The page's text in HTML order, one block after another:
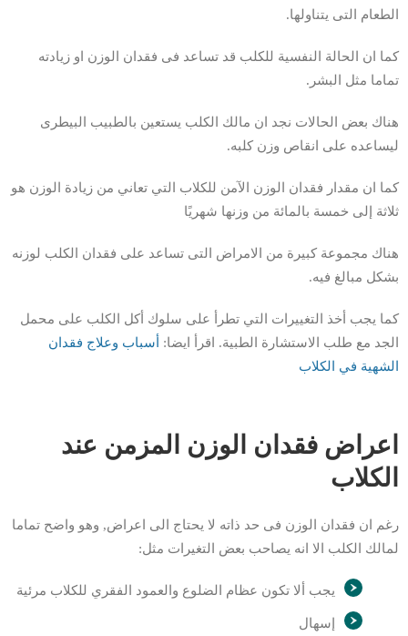
الطعام التى يتناولها.
كما ان الحالة النفسية للكلب قد تساعد فى فقدان الوزن او زيادته
تماما مثل البشر.
هناك بعض الحالات نجد ان مالك الكلب يستعين بالطبيب البيطرى
ليساعده على انقاص وزن كلبه.
كما ان مقدار فقدان الوزن الآمن للكلاب التي تعاني من زيادة الوزن هو
ثلاثة إلى خمسة بالمائة من وزنها شهريًا
هناك مجموعة كبيرة من الامراض التى تساعد على فقدان الكلب لوزنه
بشكل مبالغ فيه.
كما يجب أخذ التغييرات التي تطرأ على سلوك أكل الكلب على محمل
الجد مع طلب الاستشارة الطبية. اقرأ ايضا:
أسباب وعلاج فقدان
الشهية في الكلاب
اعراض فقدان الوزن المزمن عند
الكلاب
رغم ان فقدان الوزن فى حد ذاته لا يحتاج الى اعراض, وهو واضح تماما
لمالك الكلب الا انه يصاحب بعض التغيرات مثل:
يجب ألا تكون عظام الضلوع والعمود الفقري للكلاب مرئية
إسهال